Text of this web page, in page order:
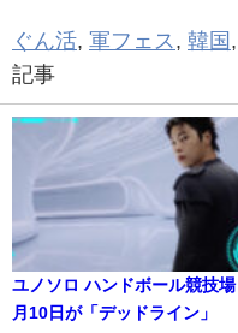
ぐん活, 軍フェス , 韓国 ,
記事
ユノソロ ハンドボール競技
月10日が「デッドライン」